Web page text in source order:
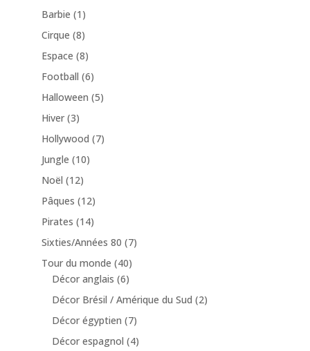
Barbie (1)
Cirque (8)
Espace (8)
Football (6)
Halloween (5)
Hiver (3)
Hollywood (7)
Jungle (10)
Noël (12)
Pâques (12)
Pirates (14)
Sixties/Années 80 (7)
Tour du monde (40)
Décor anglais (6)
Décor Brésil / Amérique du Sud (2)
Décor égyptien (7)
Décor espagnol (4)